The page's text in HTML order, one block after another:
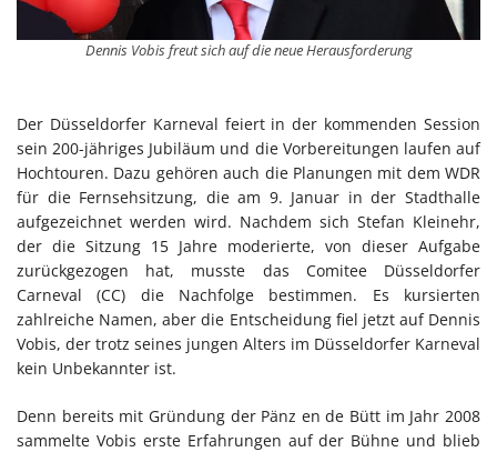
Dennis Vobis freut sich auf die neue Herausforderung
Der Düsseldorfer Karneval feiert in der kommenden Session
sein 200-jähriges Jubiläum und die Vorbereitungen laufen auf
Hochtouren. Dazu gehören auch die Planungen mit dem WDR
für die Fernsehsitzung, die am 9. Januar in der Stadthalle
aufgezeichnet werden wird. Nachdem sich Stefan Kleinehr,
der die Sitzung 15 Jahre moderierte, von dieser Aufgabe
zurückgezogen hat, musste das Comitee Düsseldorfer
Carneval (CC) die Nachfolge bestimmen. Es kursierten
zahlreiche Namen, aber die Entscheidung fiel jetzt auf Dennis
Vobis, der trotz seines jungen Alters im Düsseldorfer Karneval
kein Unbekannter ist.
Denn bereits mit Gründung der Pänz en de Bütt im Jahr 2008
sammelte Vobis erste Erfahrungen auf der Bühne und blieb